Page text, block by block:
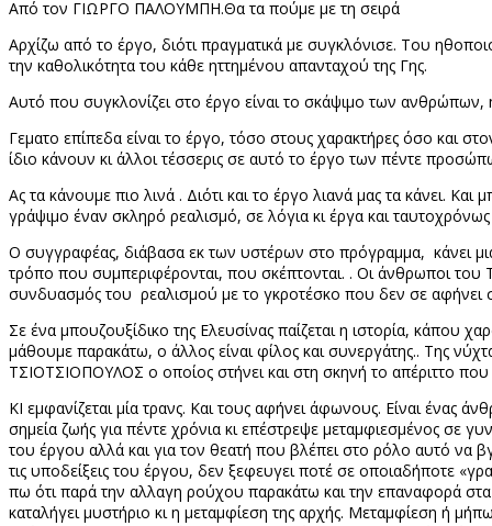
Από τον ΓΙΩΡΓΟ ΠΑΛΟΥΜΠΗ.Θα τα πούμε με τη σειρά
Αρχίζω από το έργο, διότι πραγματικά με συγκλόνισε. Του
την καθολικότητα του κάθε ηττημένου απανταχού της Γης.
Αυτό που συγκλονίζει στο έργο είναι το σκάψιμο των
Γεματο επίπεδα είναι το έργο, τόσο στους χαρακτήρες όσο και
ίδιο κάνουν κι άλλοι τέσσερις σε αυτό το έργο των πέντε
Ας τα κάνουμε πιο λινά . Διότι και το έργο λιανά μας τα κάνει.
γράψιμο έναν σκληρό ρεαλισμό, σε λόγια κι έργα και
Ο συγγραφέας, διάβασα εκ των υστέρων στο πρόγραμμα, κάνει
τρόπο που συμπεριφέρονται, που σκέπτονται. . Οι άνθρωποι του
συνδυασμός του ρεαλισμού με το γκροτέσκο που δεν σε αφήνει
Σε ένα μπουζουξίδικο της Ελευσίνας παίζεται η ιστορία, κάπου
μάθουμε παρακάτω, ο άλλος είναι φίλος και συνεργάτης.. Της
ΤΣΙΟΤΣΙΟΠΟΥΛΟΣ ο οποίος στήνει και στη σκηνή το απέριττο που
ΚΙ εμφανίζεται μία τρανς. Και τους αφήνει άφωνους. Είναι
σημεία ζωής για πέντε χρόνια κι επέστρεψε μεταμφιεσμένος σε
του έργου αλλά και για τον θεατή που βλέπει στο ρόλο αυτό
τις υποδείξεις του έργου, δεν ξεφευγει ποτέ σε οποιαδήποτε
πω ότι παρά την αλλαγη ρούχου παρακάτω και την επαναφορά στα
καταλήγει μυστήριο κι η μεταμφίεση της αρχής. Μεταμφίεση ή